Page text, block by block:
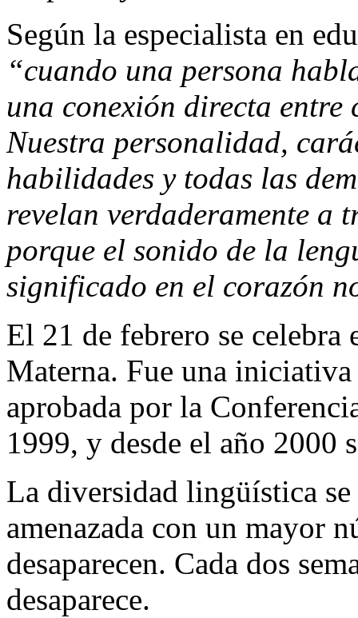
Según la especialista en
“cuando una persona
una conexión directa entre
Nuestra personalidad,
habilidades y todas las
revelan verdaderamente a
porque el sonido de la
significado en el corazón
El 21 de febrero se
Materna. Fue una
aprobada por la
1999, y desde el año 2000
La diversidad lingüística se
amenazada con un mayor
desaparecen. Cada dos
desaparece.